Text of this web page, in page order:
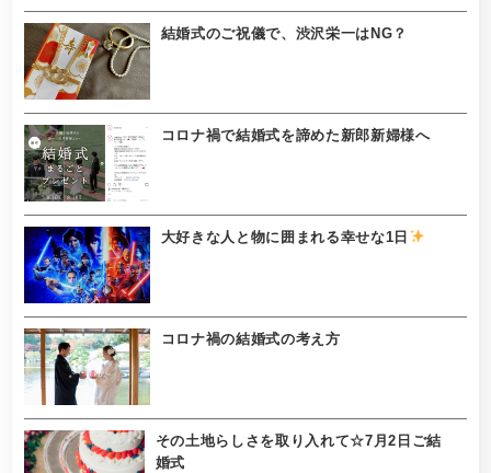
結婚式のご祝儀で、渋沢栄一はNG？
コロナ禍で結婚式を諦めた新郎新婦様へ
大好きな人と物に囲まれる幸せな1日
コロナ禍の結婚式の考え方
その土地らしさを取り入れて☆7月2日ご結
婚式